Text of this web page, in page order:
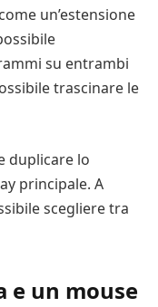
un’estensione
su entrambi
trascinare le
duplicare lo
principale. A
scegliere tra
e un mouse